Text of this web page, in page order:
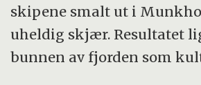
skipene smalt ut i
uheldig skjær. Resultatet
bunnen av fjorden som